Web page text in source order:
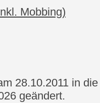
Mobbing)
28.10.2011 in
geändert.